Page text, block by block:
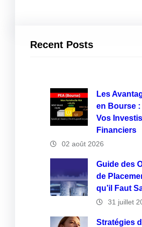
Recent Posts
Les
en Bourse
Vos
Financiers
02 août 2026
Guide des
de
qu’il Faut
31 juillet
Stratégies